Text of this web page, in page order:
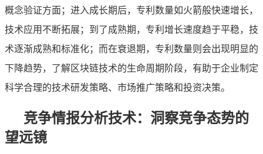
概念验证方面；进入成长期后，专利数量如火箭般快速增长，
技术应用不断拓展；到了成熟期，专利增长速度趋于平稳，技
术逐渐成熟和标准化；而在衰退期，专利数量则会出现明显的
下降趋势，了解区块链技术的生命周期阶段，有助于企业制定
科学合理的技术研发策略、市场推广策略和投资决策。
竞争情报分析技术：洞察竞争态势的
望远镜